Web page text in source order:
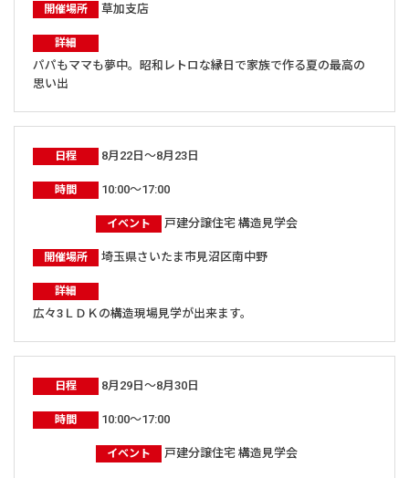
開催場所 草加支店
詳細
パパもママも夢中。昭和レトロな縁日で家族で作る夏の最高の
思い出
日程 8月22日～8月23日
時間 10:00～17:00
イベント 戸建分譲住宅 構造見学会
開催場所 埼玉県さいたま市見沼区南中野
詳細
広々3ＬＤＫの構造現場見学が出来ます。
日程 8月29日～8月30日
時間 10:00～17:00
イベント 戸建分譲住宅 構造見学会